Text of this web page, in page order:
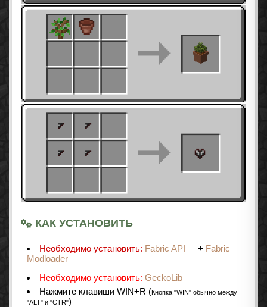
КАК УСТАНОВИТЬ
Необходимо установить: Fabric API + Fabric
Modloader
Необходимо установить: GeckoLib
Нажмите клавиши WIN+R (Кнопка "WIN" обычно между
"ALT" и "CTR")